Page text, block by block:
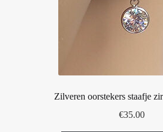
Zilveren oorstekers staafje
€35.00